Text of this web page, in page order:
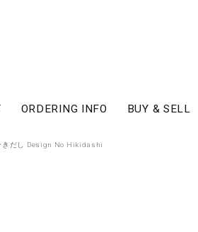
ORDERING INFO BUY & SELL
きだし Design No Hikidashi